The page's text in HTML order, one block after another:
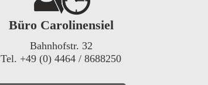
Büro Carolinensiel
Bahnhofstr. 32
Tel. +49 (0) 4464 / 8688250